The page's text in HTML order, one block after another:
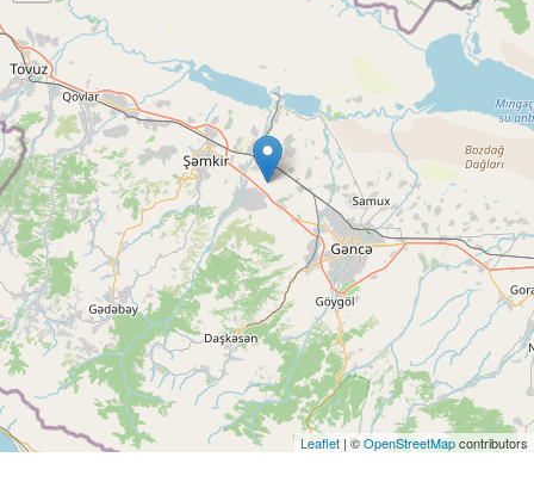
Leaflet | ©OpenStreetMapcontributors